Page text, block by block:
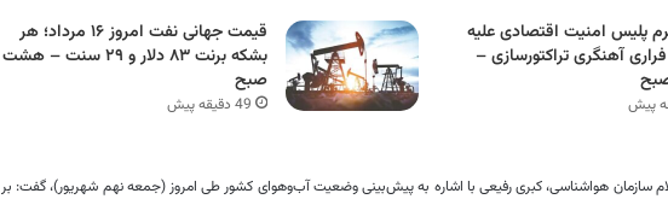
پلیس امنیت اقتصادی علیه
آهنگری تراکتورسازی –
قیمت جهانی نفت امروز ۱۶ مرداد؛ هر
بشکه برنت ۸۳ دلار و ۲۹ سنت – هشت
صبح
49 دقیقه پیش
سازمان هواشناسی، کبری رفیعی با اشاره به پیش‌بینی وضعیت آب‌وهوای کشور طی امروز (جمعه نهم شهریور)، گفت: بر